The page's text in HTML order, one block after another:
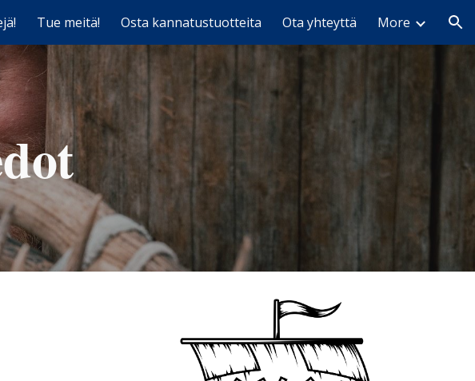
Skip to navigation
Tue meitä! Osta kannatustuotteita Ota yhteyttä More